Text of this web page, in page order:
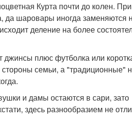
Курта почти до колен.
шаровары иногда заменяются
деление на более
плюс футболка или
семьи, а "традиционные"
и дамы остаются в сари, зато
здесь разнообразием не